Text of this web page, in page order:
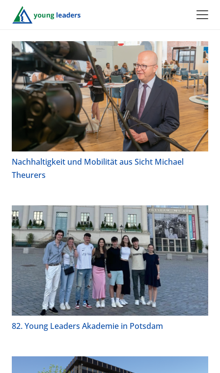
Nachhaltigkeit und Mobilität aus Sicht Michael
Theurers
82. Young Leaders Akademie in Potsdam